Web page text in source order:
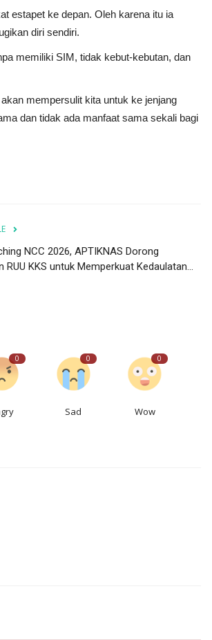
estapet ke depan. Oleh karena itu ia
diri sendiri.
memiliki SIM, tidak kebut-kebutan, dan
mempersulit kita untuk ke jenjang
dan tidak ada manfaat sama sekali bagi
NCC 2026, APTIKNAS Dorong
RUU KKS untuk Memperkuat Kedaulatan...
0 0
Sad
0
Wow